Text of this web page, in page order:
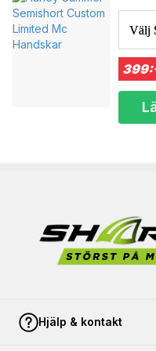
en handläggare ifrån
kroppsmått. Leveranstiden
beroende på
Bröst / Chest
114
3XL
120
124
127
Välj
Hjälp & kontakt